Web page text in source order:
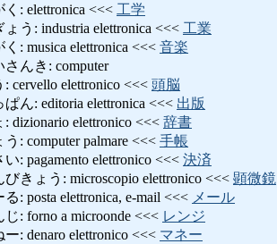
: elettronica <<< 工学
う: industria elettronica <<< 工業
: musica elettronica <<< 音楽
んき: computer
cervello elettronico <<< 頭脳
ん: editoria elettronica <<< 出版
dizionario elettronico <<< 辞書
: computer palmare <<< 手帳
: pagamento elettronico <<< 決済
きょう: microscopio elettronico <<< 顕微鏡
: posta elettronica, e-mail <<< メール
: forno a microonde <<< レンジ
: denaro elettronico <<< マネー